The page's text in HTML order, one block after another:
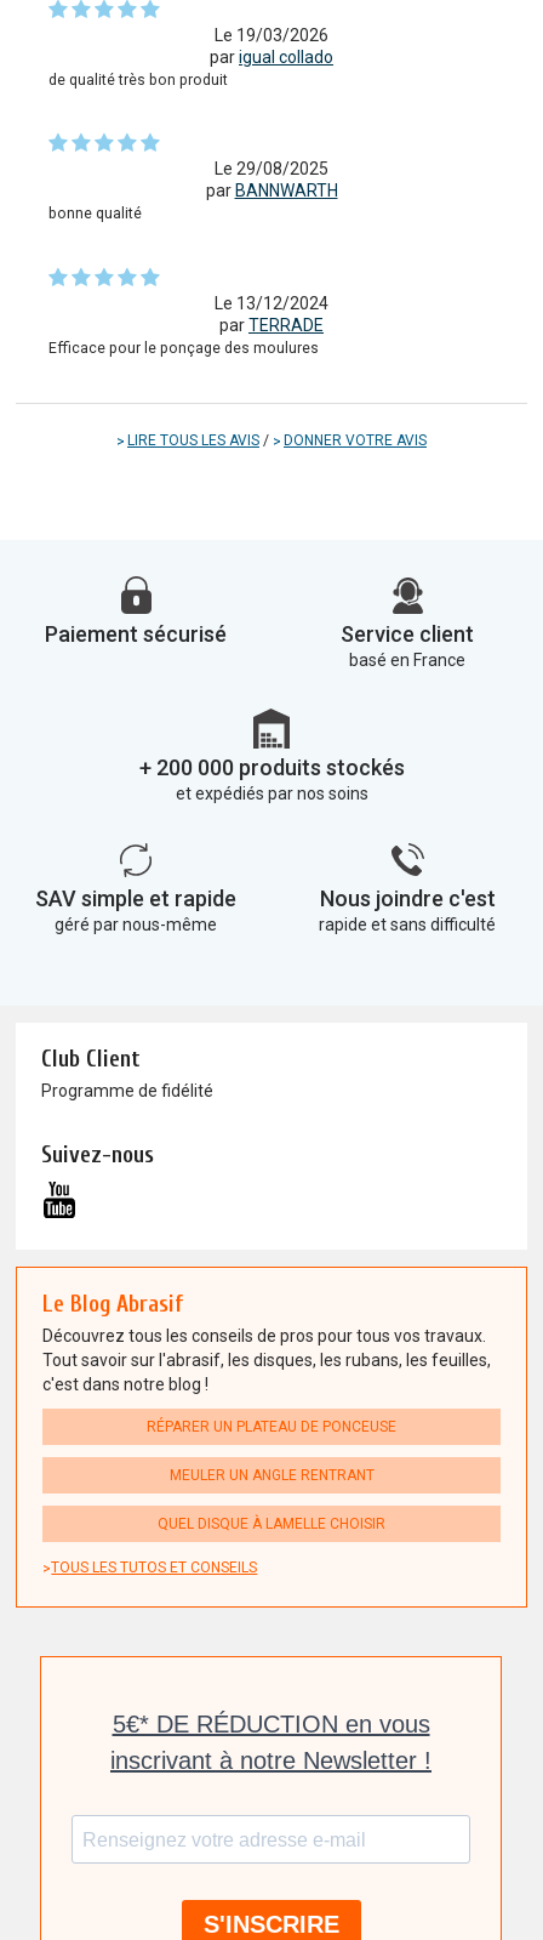
Le 19/03/2026
parigual collado
de qualité très bon produit
Le 29/08/2025
par BANNWARTH
bonne qualité
Le 13/12/2024
parTERRADE
Efficace pour le ponçage des moulures
LIRE TOUS LES AVIS / DONNER VOTRE AVIS
Paiement sécurisé Service client
basé en France
+ 200 000 produits stockés
et expédiés par nos soins
SAV simple et rapide
géré par nous-même
Nous joindre c'est
rapide et sans difficulté
Club Client
Programme de fidélité
Suivez-nous
Le Blog Abrasif
Découvrez tous les conseils de pros pour tous vos travaux.
Tout savoir sur l'abrasif, les disques, les rubans, les feuilles,
c'est dans notre blog !
RÉPARER UN PLATEAU DE PONCEUSE
MEULER UN ANGLE RENTRANT
QUEL DISQUE À LAMELLE CHOISIR
TOUS LES TUTOS ET CONSEILS